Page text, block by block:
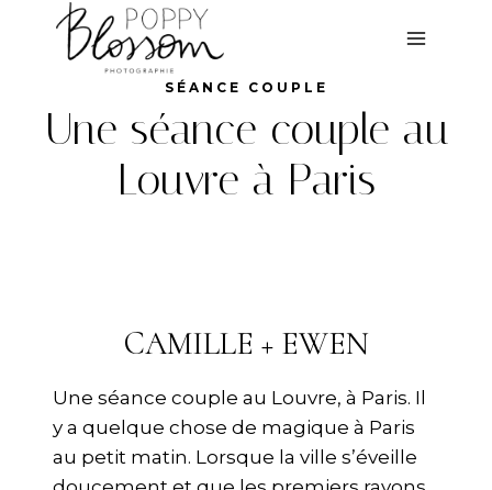
SÉANCE COUPLE
Une séance couple au
Louvre à Paris
CAMILLE + EWEN
Une séance couple au Louvre, à Paris. Il
y a quelque chose de magique à Paris
au petit matin. Lorsque la ville s’éveille